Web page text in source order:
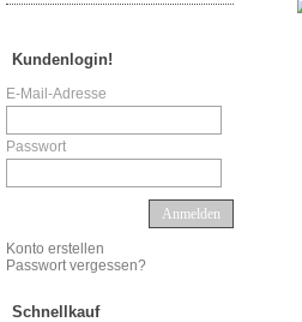
Kundenlogin!
E-Mail-Adresse
Passwort
Anmelden
Konto erstellen
Passwort vergessen?
Schnellkauf